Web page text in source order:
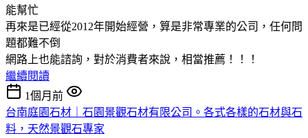
能幫忙
再來是已經從2012年開始經營，算是非常專業的公司，任何問
題都難不倒
網路上也能諮詢，對於消費者來說，相當推薦！！！
繼續閱讀
1個月前
台南庭園石材｜石園景觀石材有限公司。各式各樣的石材與石
料，天然景觀石專家